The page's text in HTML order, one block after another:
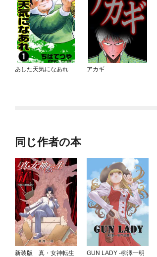
あした天気になあれ アカギ
同じ作者の本
新装版 真・女神転生
GUN LADY -柳澤一明